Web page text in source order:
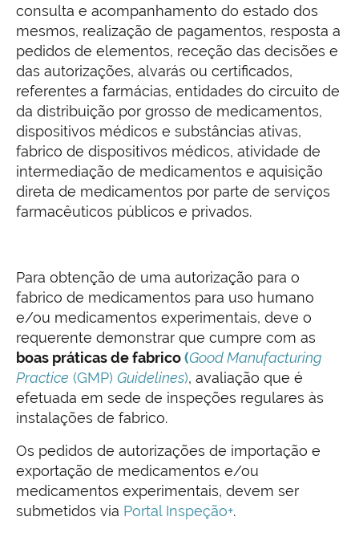
consulta e acompanhamento do estado dos
mesmos, realização de pagamentos, resposta a
pedidos de elementos, receção das decisões e
das autorizações, alvarás ou certificados,
referentes a farmácias, entidades do circuito de
da distribuição por grosso de medicamentos,
dispositivos médicos e substâncias ativas,
fabrico de dispositivos médicos, atividade de
intermediação de medicamentos e aquisição
direta de medicamentos por parte de serviços
farmacêuticos públicos e privados.
Para obtenção de uma autorização para o
fabrico de medicamentos para uso humano
e/ou medicamentos experimentais, deve o
requerente demonstrar que cumpre com as
boas práticas de fabrico(Good Manufacturing
Practice (GMP) Guidelines), avaliação que é
efetuada em sede de inspeções regulares às
instalações de fabrico.
Os pedidos de autorizações de importação e
exportação de medicamentos e/ou
medicamentos experimentais, devem ser
submetidos via Portal Inspeção+.